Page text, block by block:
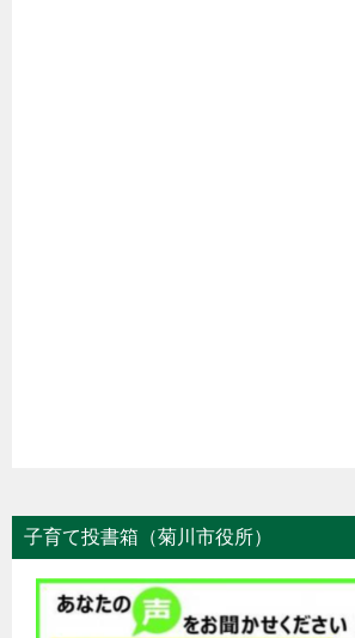
子育て投書箱（菊川市役所）